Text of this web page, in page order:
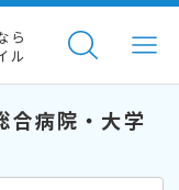
ら
ル
合病院・大学